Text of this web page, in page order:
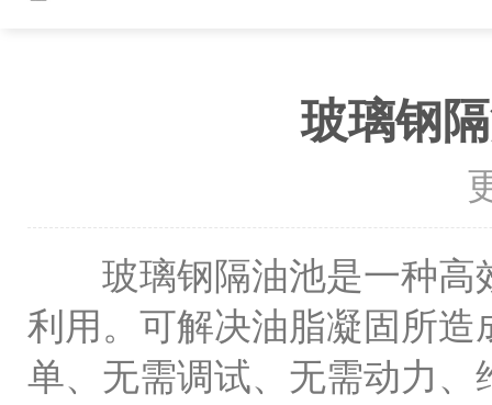
玻璃钢
玻璃钢隔油池是一种高
利用。可解决油脂凝固所
单、无需调试、无需动力